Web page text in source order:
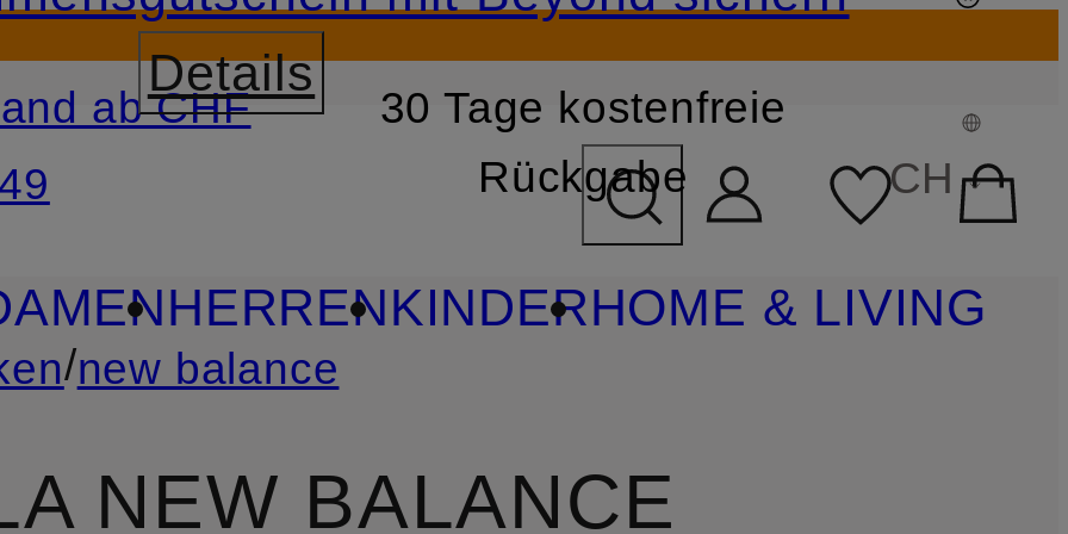
ZUM SUCHFELD ÜBERSPRINGEN
Details
ab CHF
30 Tage kostenfreie
Rückgabe
CH
HERRENKINDERHOME & LIVING
/new balance
NEW BALANCE